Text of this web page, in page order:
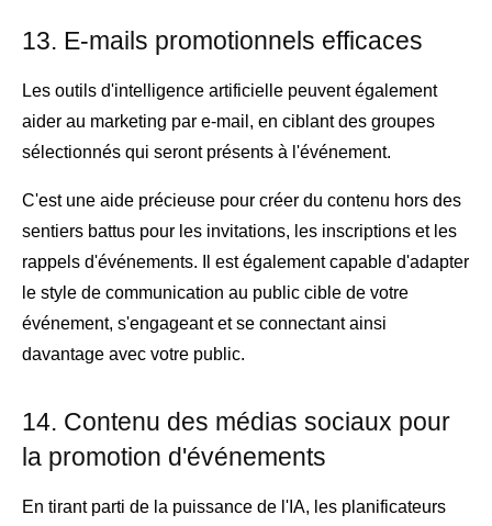
13. E-mails promotionnels efficaces
Les outils d'intelligence artificielle peuvent également
aider au marketing par e-mail, en ciblant des groupes
sélectionnés qui seront présents à l'événement.
C'est une aide précieuse pour créer du contenu hors des
sentiers battus pour les invitations, les inscriptions et les
rappels d'événements. Il est également capable d'adapter
le style de communication au public cible de votre
événement, s'engageant et se connectant ainsi
davantage avec votre public.
14. Contenu des médias sociaux pour
la promotion d'événements
En tirant parti de la puissance de l'IA, les planificateurs